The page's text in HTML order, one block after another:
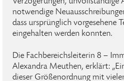
notwendige
dass ursprünglich vorgesehene
eingehalten werden konnten.
Die Fachbereichsleiterin 8 –
Alexandra Meuthen, erklärt:
dieser Größenordnung mit